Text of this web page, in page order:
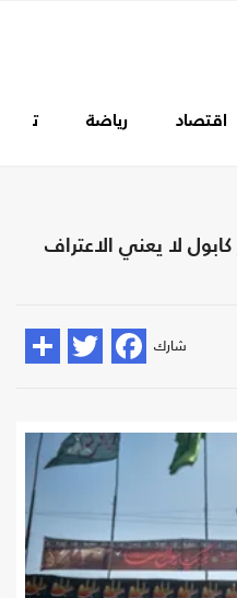
اقتصاد رياضة
كابول لا يعني الاعتراف
شارك